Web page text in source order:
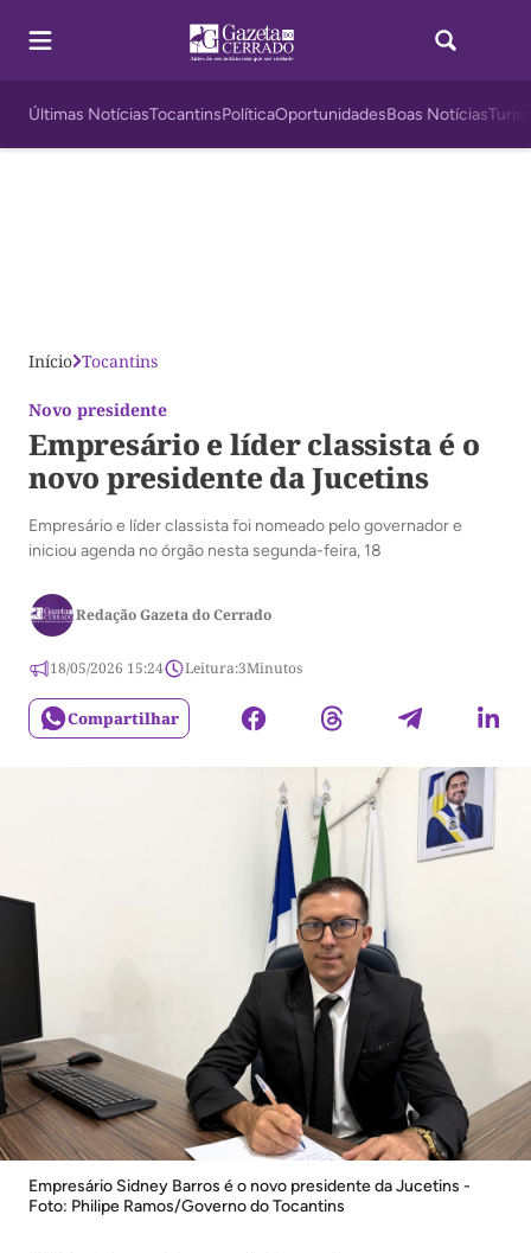
Últimas NotíciasTocantinsPolíticaOportunidadesBoas Notícias
Início Tocantins
Novo presidente
Empresário e líder classista é o
novo presidente da Jucetins
Empresário e líder classista foi nomeado pelo governador e
iniciou agenda no órgão nesta segunda-feira, 18
Redação Gazeta do Cerrado
18/05/2026 15:24 Leitura:3Minutos
Compartilhar
Empresário Sidney Barros é o novo presidente da Jucetins -
Foto: Philipe Ramos/Governo do Tocantins